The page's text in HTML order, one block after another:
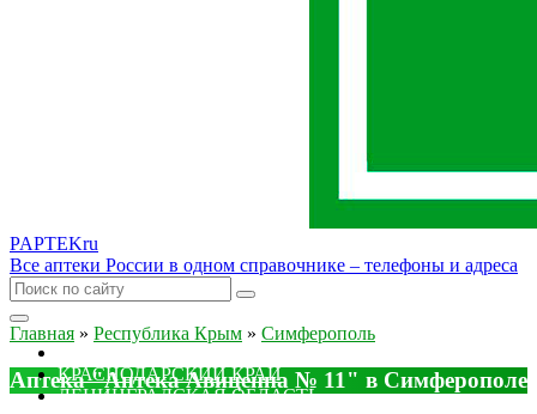
PAPTEKru
Все аптеки России в одном справочнике – телефоны и адреса
КРАСНОДАРСКИЙ КРАЙ
ЛЕНИНГРАДСКАЯ ОБЛАСТЬ
Главная » Республика Крым » Симферополь
Аптека "Аптека Авиценна № 11" в Симферополе